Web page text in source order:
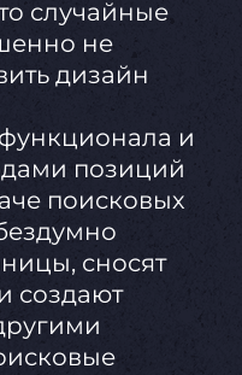
случайные
не
дизайн
и
позиций
поисковых
сносят
создают